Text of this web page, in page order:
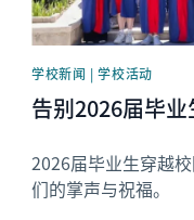
学校新闻 | 学校活动
告别2026届毕业
2026届毕业生穿越
们的掌声与祝福。